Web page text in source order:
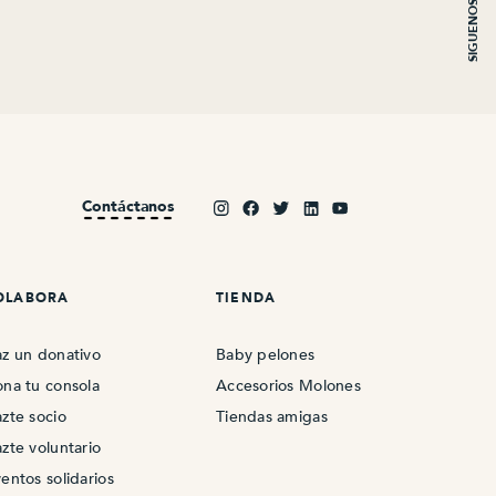
SIGUENOS
Contáctanos
un donativo
tu consola
socio
voluntario
solidarios
TIENDA
Baby pelones
Accesorios Molones
Tiendas amigas